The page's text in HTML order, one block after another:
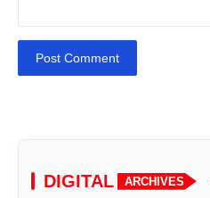
Post Comment
DIGITAL ARCHIVES